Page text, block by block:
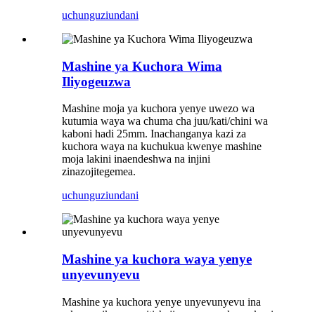
uchunguziundani
Mashine ya Kuchora Wima
Iliyogeuzwa
Mashine moja ya kuchora yenye uwezo wa
kutumia waya wa chuma cha juu/kati/chini wa
kaboni hadi 25mm. Inachanganya kazi za
kuchora waya na kuchukua kwenye mashine
moja lakini inaendeshwa na injini
zinazojitegemea.
uchunguziundani
Mashine ya kuchora waya yenye
unyevunyevu
Mashine ya kuchora yenye unyevunyevu ina